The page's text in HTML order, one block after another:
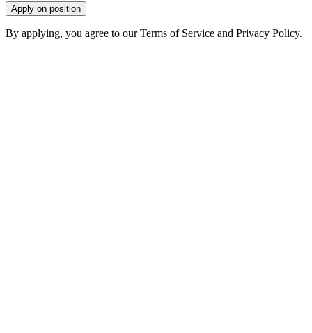
Apply on position
By applying, you agree to our Terms of Service and Privacy Policy.